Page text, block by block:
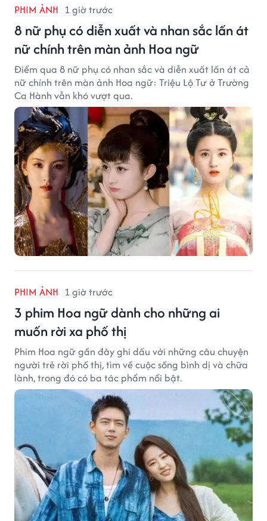
PHIM ẢNH 1 giờ trước
8 nữ phụ có diễn xuất và nhan sắc lấn át
nữ chính trên màn ảnh Hoa ngữ
Điểm qua 8 nữ phụ có nhan sắc và diễn xuất lấn át cả
nữ chính trên màn ảnh Hoa ngữ: Triệu Lộ Tư ở Trường
Ca Hành vẫn khó vượt qua.
PHIM ẢNH 1 giờ trước
3 phim Hoa ngữ dành cho những ai
muốn rời xa phố thị
Phim Hoa ngữ gần đây ghi dấu với những câu chuyện
người trẻ rời phố thị, tìm về cuộc sống bình dị và chữa
lành, trong đó có ba tác phẩm nổi bật.